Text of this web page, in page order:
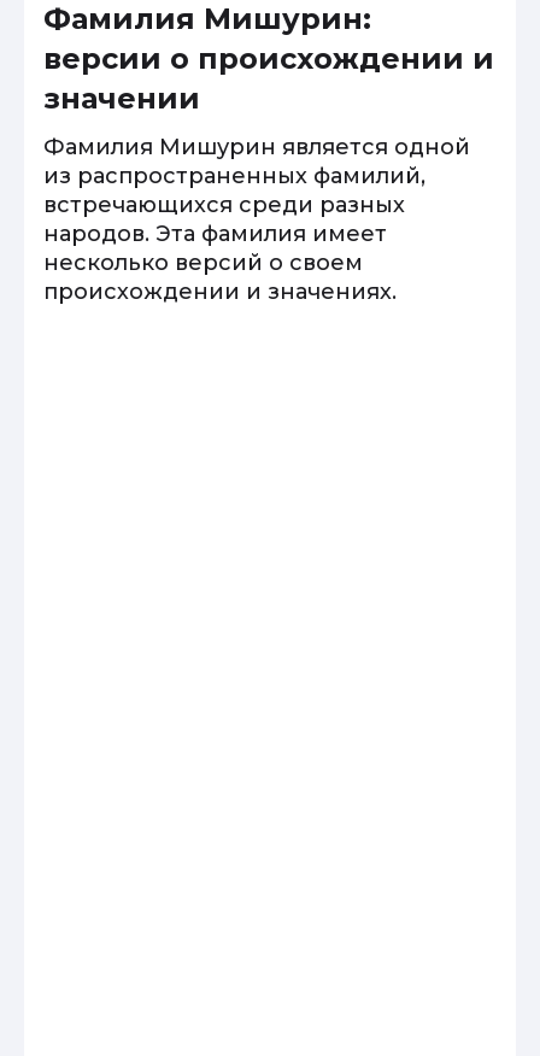
Фамилия Мишурин:
версии о происхождении и
значении
Фамилия Мишурин является одной
из распространенных фамилий,
встречающихся среди разных
народов. Эта фамилия имеет
несколько версий о своем
происхождении и значениях.